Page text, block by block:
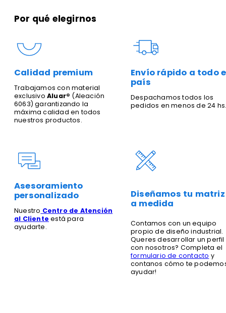
Por qué elegirnos
Calidad premium
Trabajamos con material
exclusivo Aluar® (Aleación
6063) garantizando la
máxima calidad en todos
nuestros productos.
Envío rápido a todo
país
Despachamos todos los
pedidos en menos de 24
Asesoramiento
personalizado
Nuestro Centro de Atención
al Cliente está para
ayudarte.
Diseñamos tu matriz
a medida
Contamos con un equipo
propio de diseño industrial.
Queres desarrollar un perfil
con nosotros? Completa el
formulario de contacto y
contanos cómo te
ayudar!